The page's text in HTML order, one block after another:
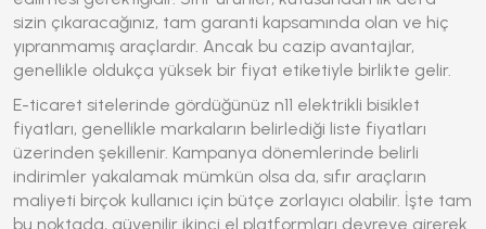
sizin çıkaracağınız, tam garanti kapsamında olan ve hiç
yıpranmamış araçlardır. Ancak bu cazip avantajlar,
genellikle oldukça yüksek bir fiyat etiketiyle birlikte gelir.
E-ticaret sitelerinde gördüğünüz n11 elektrikli bisiklet
fiyatları, genellikle markaların belirlediği liste fiyatları
üzerinden şekillenir. Kampanya dönemlerinde belirli
indirimler yakalamak mümkün olsa da, sıfır araçların
maliyeti birçok kullanıcı için bütçe zorlayıcı olabilir. İşte tam
bu noktada, güvenilir ikinci el platformları devreye girerek